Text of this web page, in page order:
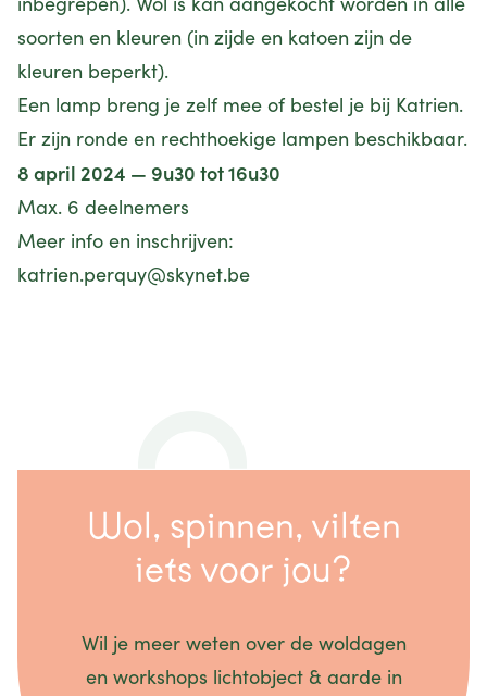
soorten en kleuren (in zijde en katoen zijn de
kleuren beperkt).
Een lamp breng je zelf mee of bestel je bij Katrien.
Er zijn ronde en rechthoekige lampen beschikbaar.
8 april 2024 — 9u30 tot 16u30
Max. 6 deelnemers
Meer info en inschrijven:
katrien.perquy@skynet.be
Wol, spinnen, vilten
iets voor jou?
Wil je meer weten over de woldagen
en workshops lichtobject & aarde in